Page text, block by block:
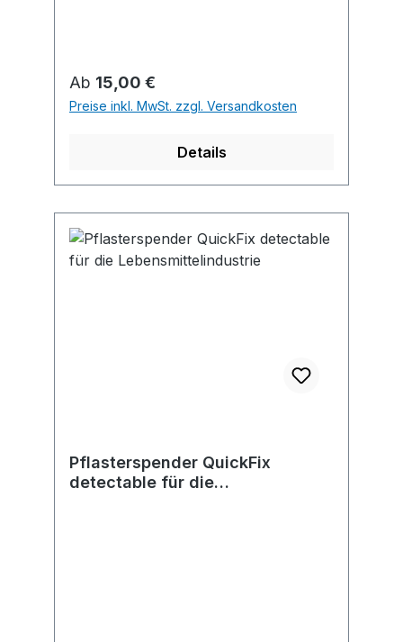
Regulärer Preis:
Ab 15,00 €
Preise inkl. MwSt. zzgl. Versandkosten
Details
Pflasterspender QuickFix
detectable für die